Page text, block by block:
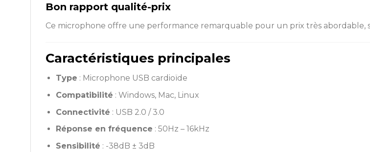
Bon rapport qualité-prix
Ce microphone offre une performance remarquable pour un prix très
Caractéristiques principales
Type : Microphone USB cardioïde
Compatibilité : Windows, Mac, Linux
Connectivité : USB 2.0 / 3.0
Réponse en fréquence : 50Hz – 16kHz
Sensibilité : -38dB ± 3dB